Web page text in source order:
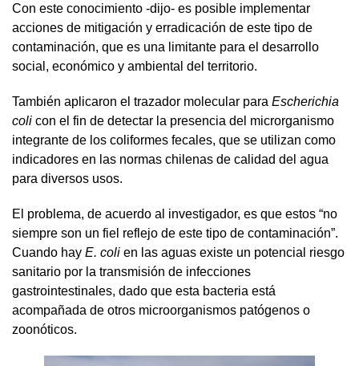
Con este conocimiento -dijo- es posible implementar
acciones de mitigación y erradicación de este tipo de
contaminación, que es una limitante para el desarrollo
social, económico y ambiental del territorio.
También aplicaron el trazador molecular para Escherichia
coli con el fin de detectar la presencia del microrganismo
integrante de los coliformes fecales, que se utilizan como
indicadores en las normas chilenas de calidad del agua
para diversos usos.
El problema, de acuerdo al investigador, es que estos “no
siempre son un fiel reflejo de este tipo de contaminación”.
Cuando hay E. coli en las aguas existe un potencial riesgo
sanitario por la transmisión de infecciones
gastrointestinales, dado que esta bacteria está
acompañada de otros microorganismos patógenos o
zoonóticos.